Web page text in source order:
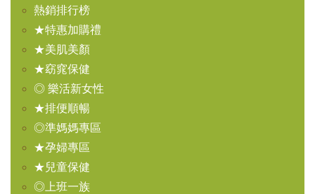
熱銷排行榜
★特惠加購禮
★美肌美顏
★窈窕保健
◎ 樂活新女性
★排便順暢
◎準媽媽專區
★孕婦專區
★兒童保健
◎上班一族